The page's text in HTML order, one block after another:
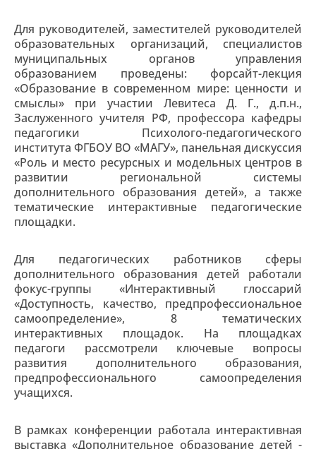
Для руководителей, заместителей руководителей
образовательных организаций, специалистов
муниципальных органов управления
образованием проведены: форсайт-лекция
«Образование в современном мире: ценности и
смыслы» при участии Левитеса Д. Г., д.п.н.,
Заслуженного учителя РФ, профессора кафедры
педагогики Психолого-педагогического
института ФГБОУ ВО «МАГУ», панельная дискуссия
«Роль и место ресурсных и модельных центров в
развитии региональной системы
дополнительного образования детей», а также
тематические интерактивные педагогические
площадки.
Для педагогических работников сферы
дополнительного образования детей работали
фокус-группы «Интерактивный глоссарий
«Доступность, качество, предпрофессиональное
самоопределение», 8 тематических
интерактивных площадок. На площадках
педагоги рассмотрели ключевые вопросы
развития дополнительного образования,
предпрофессионального самоопределения
учащихся.
В рамках конференции работала интерактивная
выставка «Дополнительное образование детей -